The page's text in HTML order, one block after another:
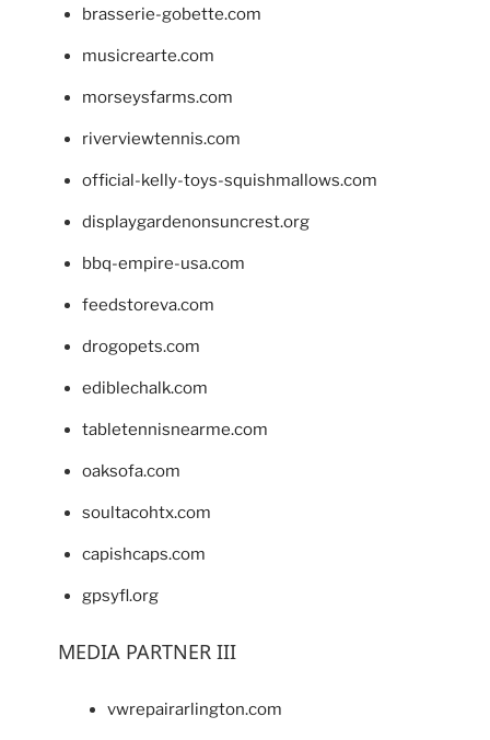
brasserie-gobette.com
musicrearte.com
morseysfarms.com
riverviewtennis.com
official-kelly-toys-squishmallows.com
displaygardenonsuncrest.org
bbq-empire-usa.com
feedstoreva.com
drogopets.com
ediblechalk.com
tabletennisnearme.com
oaksofa.com
soultacohtx.com
capishcaps.com
gpsyfl.org
MEDIA PARTNER III
vwrepairarlington.com